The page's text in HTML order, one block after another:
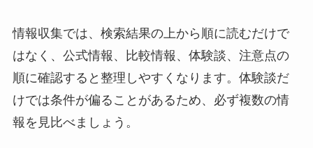
情報収集では、検索結果の上から順に読むだけで
はなく、公式情報、比較情報、体験談、注意点の
順に確認すると整理しやすくなります。体験談だ
けでは条件が偏ることがあるため、必ず複数の情
報を見比べましょう。